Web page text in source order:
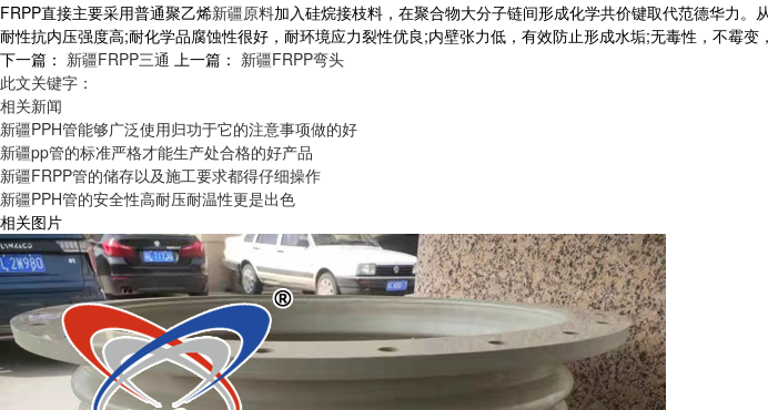
FRPP直接主要采用普通聚乙烯新疆原料加入硅烷接枝料，在聚合物大分子链间形成化学共价键取代范德华力
耐性抗内压强度高;耐化学品腐蚀性很好，耐环境应力裂性优良;内壁张力低，有效防止形成水垢;无毒性，不霉变
下一篇： 新疆FRPP三通 上一篇： 新疆FRPP弯头
此文关键字：
相关新闻
新疆PPH管能够广泛使用归功于它的注意事项做的好
新疆pp管的标准严格才能生产处合格的好产品
新疆FRPP管的储存以及施工要求都得仔细操作
新疆PPH管的安全性高耐压耐温性更是出色
相关图片